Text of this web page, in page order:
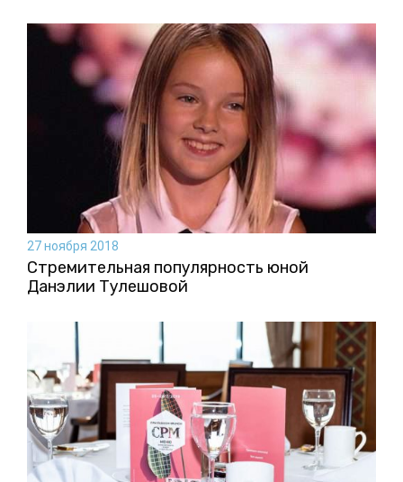
27 ноября 2018
Стремительная популярность юной
Данэлии Тулешовой